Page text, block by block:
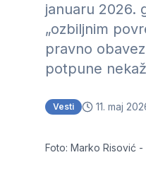
januaru 2026.
„ozbiljnim
pravno
potpune
Vesti 11. maj
Foto: Marko Risović -